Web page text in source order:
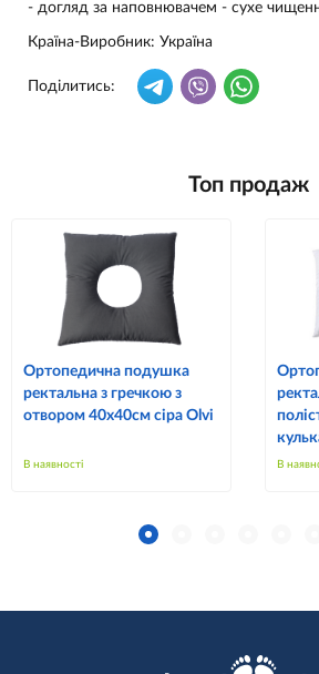
- догляд за наповнювачем - сухе
Країна-Виробник: Україна
Поділитись:
Топ продаж
Ортопедична подушка
ректальна з гречкою з
отвором 40х40см сіра Olvi
В наявності В